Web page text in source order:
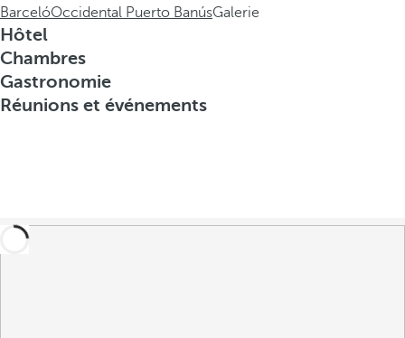
BarcelóOccidental Puerto BanúsGalerie
Hôtel
Chambres
Gastronomie
Réunions et événements